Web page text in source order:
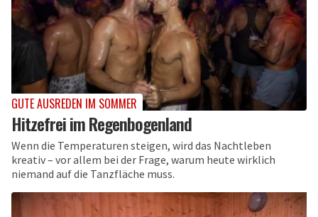
GUTE AUSREDEN IM SOMMER
Hitzefrei im Regenbogenland
Wenn die Temperaturen steigen, wird das Nachtleben
kreativ – vor allem bei der Frage, warum heute wirklich
niemand auf die Tanzfläche muss.